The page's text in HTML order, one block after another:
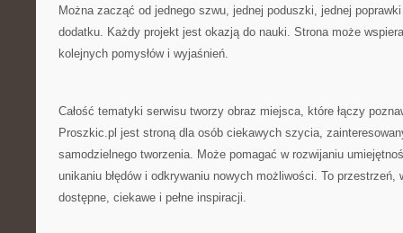
Można zacząć od jednego szwu, jednej poduszki, jednej
dodatku. Każdy projekt jest okazją do nauki. Strona może
kolejnych pomysłów i wyjaśnień.
Całość tematyki serwisu tworzy obraz miejsca, które łączy
Proszkic.pl jest stroną dla osób ciekawych szycia,
samodzielnego tworzenia. Może pomagać w rozwijaniu
unikaniu błędów i odkrywaniu nowych możliwości. To
dostępne, ciekawe i pełne inspiracji.